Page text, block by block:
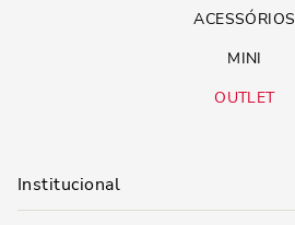
ACESSÓRIOS
MINI
OUTLET
Institucional